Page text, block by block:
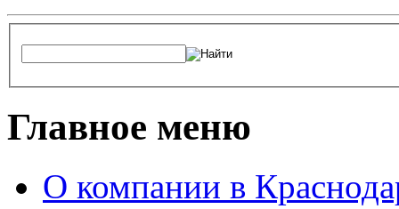
Главное меню
О компании в